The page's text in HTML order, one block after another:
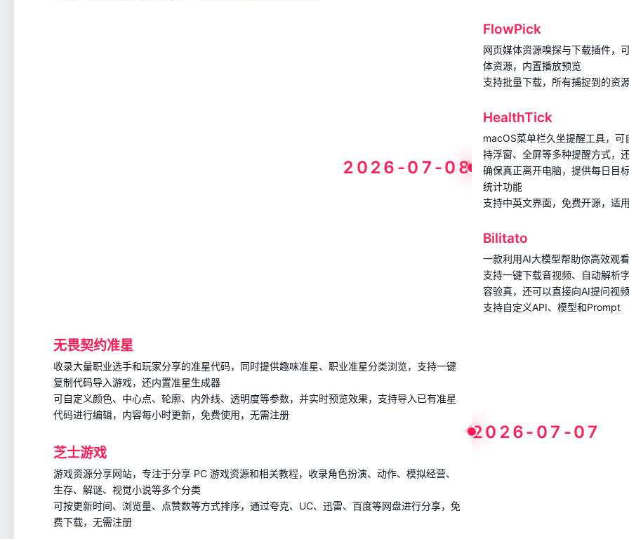
2026-07-08
FlowPick
网页媒体资源嗅探与下载插件，
体资源，内置播放预览
支持批量下载，所有捕捉到的资
HealthTick
macOS菜单栏久坐提醒工具，
持浮窗、全屏等多种提醒方式，
确保真正离开电脑，提供每日目
统计功能
支持中英文界面，免费开源，适
Bilitato
一款利用AI大模型帮助你高效观
支持一键下载音视频、自动解析
容验真，还可以直接向AI提问视
支持自定义API、模型和Prompt
2026-07-07
无畏契约准星
收录大量职业选手和玩家分享的准星代码，同时提供趣味准星、职业准星分类浏览，支持一键
复制代码导入游戏，还内置准星生成器
可自定义颜色、中心点、轮廓、内外线、透明度等参数，并实时预览效果，支持导入已有准星
代码进行编辑，内容每小时更新，免费使用，无需注册
芝士游戏
游戏资源分享网站，专注于分享 PC 游戏资源和相关教程，收录角色扮演、动作、模拟经营、
生存、解谜、视觉小说等多个分类
可按更新时间、浏览量、点赞数等方式排序，通过夸克、UC、迅雷、百度等网盘进行分享，免
费下载，无需注册